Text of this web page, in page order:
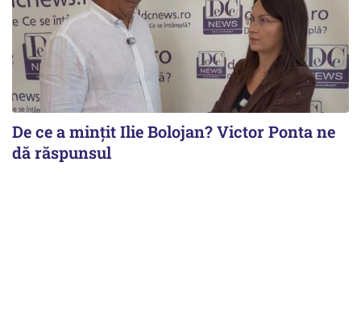
De ce a mințit Ilie Bolojan? Victor Ponta ne
dă răspunsul